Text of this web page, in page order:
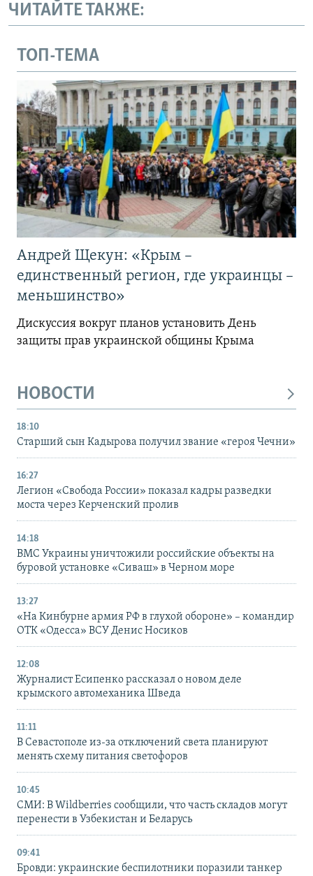
ЧИТАЙТЕ ТАКЖЕ:
ТОП-ТЕМА
Андрей Щекун: «Крым –
единственный регион, где украинцы –
меньшинство»
Дискуссия вокруг планов установить День
защиты прав украинской общины Крыма
НОВОСТИ
18:10
Старший сын Кадырова получил звание «героя Чечни»
16:27
Легион «Свобода России» показал кадры разведки
моста через Керченский пролив
14:18
ВМС Украины уничтожили российские объекты на
буровой установке «Сиваш» в Черном море
13:27
«На Кинбурне армия РФ в глухой обороне» – командир
ОТК «Одесса» ВСУ Денис Носиков
12:08
Журналист Есипенко рассказал о новом деле
крымского автомеханика Шведа
11:11
В Севастополе из-за отключений света планируют
менять схему питания светофоров
10:45
СМИ: В Wildberries сообщили, что часть складов могут
перенести в Узбекистан и Беларусь
09:41
Бровди: украинские беспилотники поразили танкер